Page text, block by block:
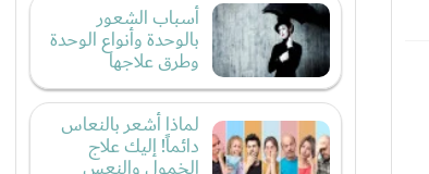
أسباب الشعور
بالوحدة وأنواع الوحدة
وطرق علاجها
لماذا أشعر بالنعاس
دائماً! إليك علاج
الخمول والنعس